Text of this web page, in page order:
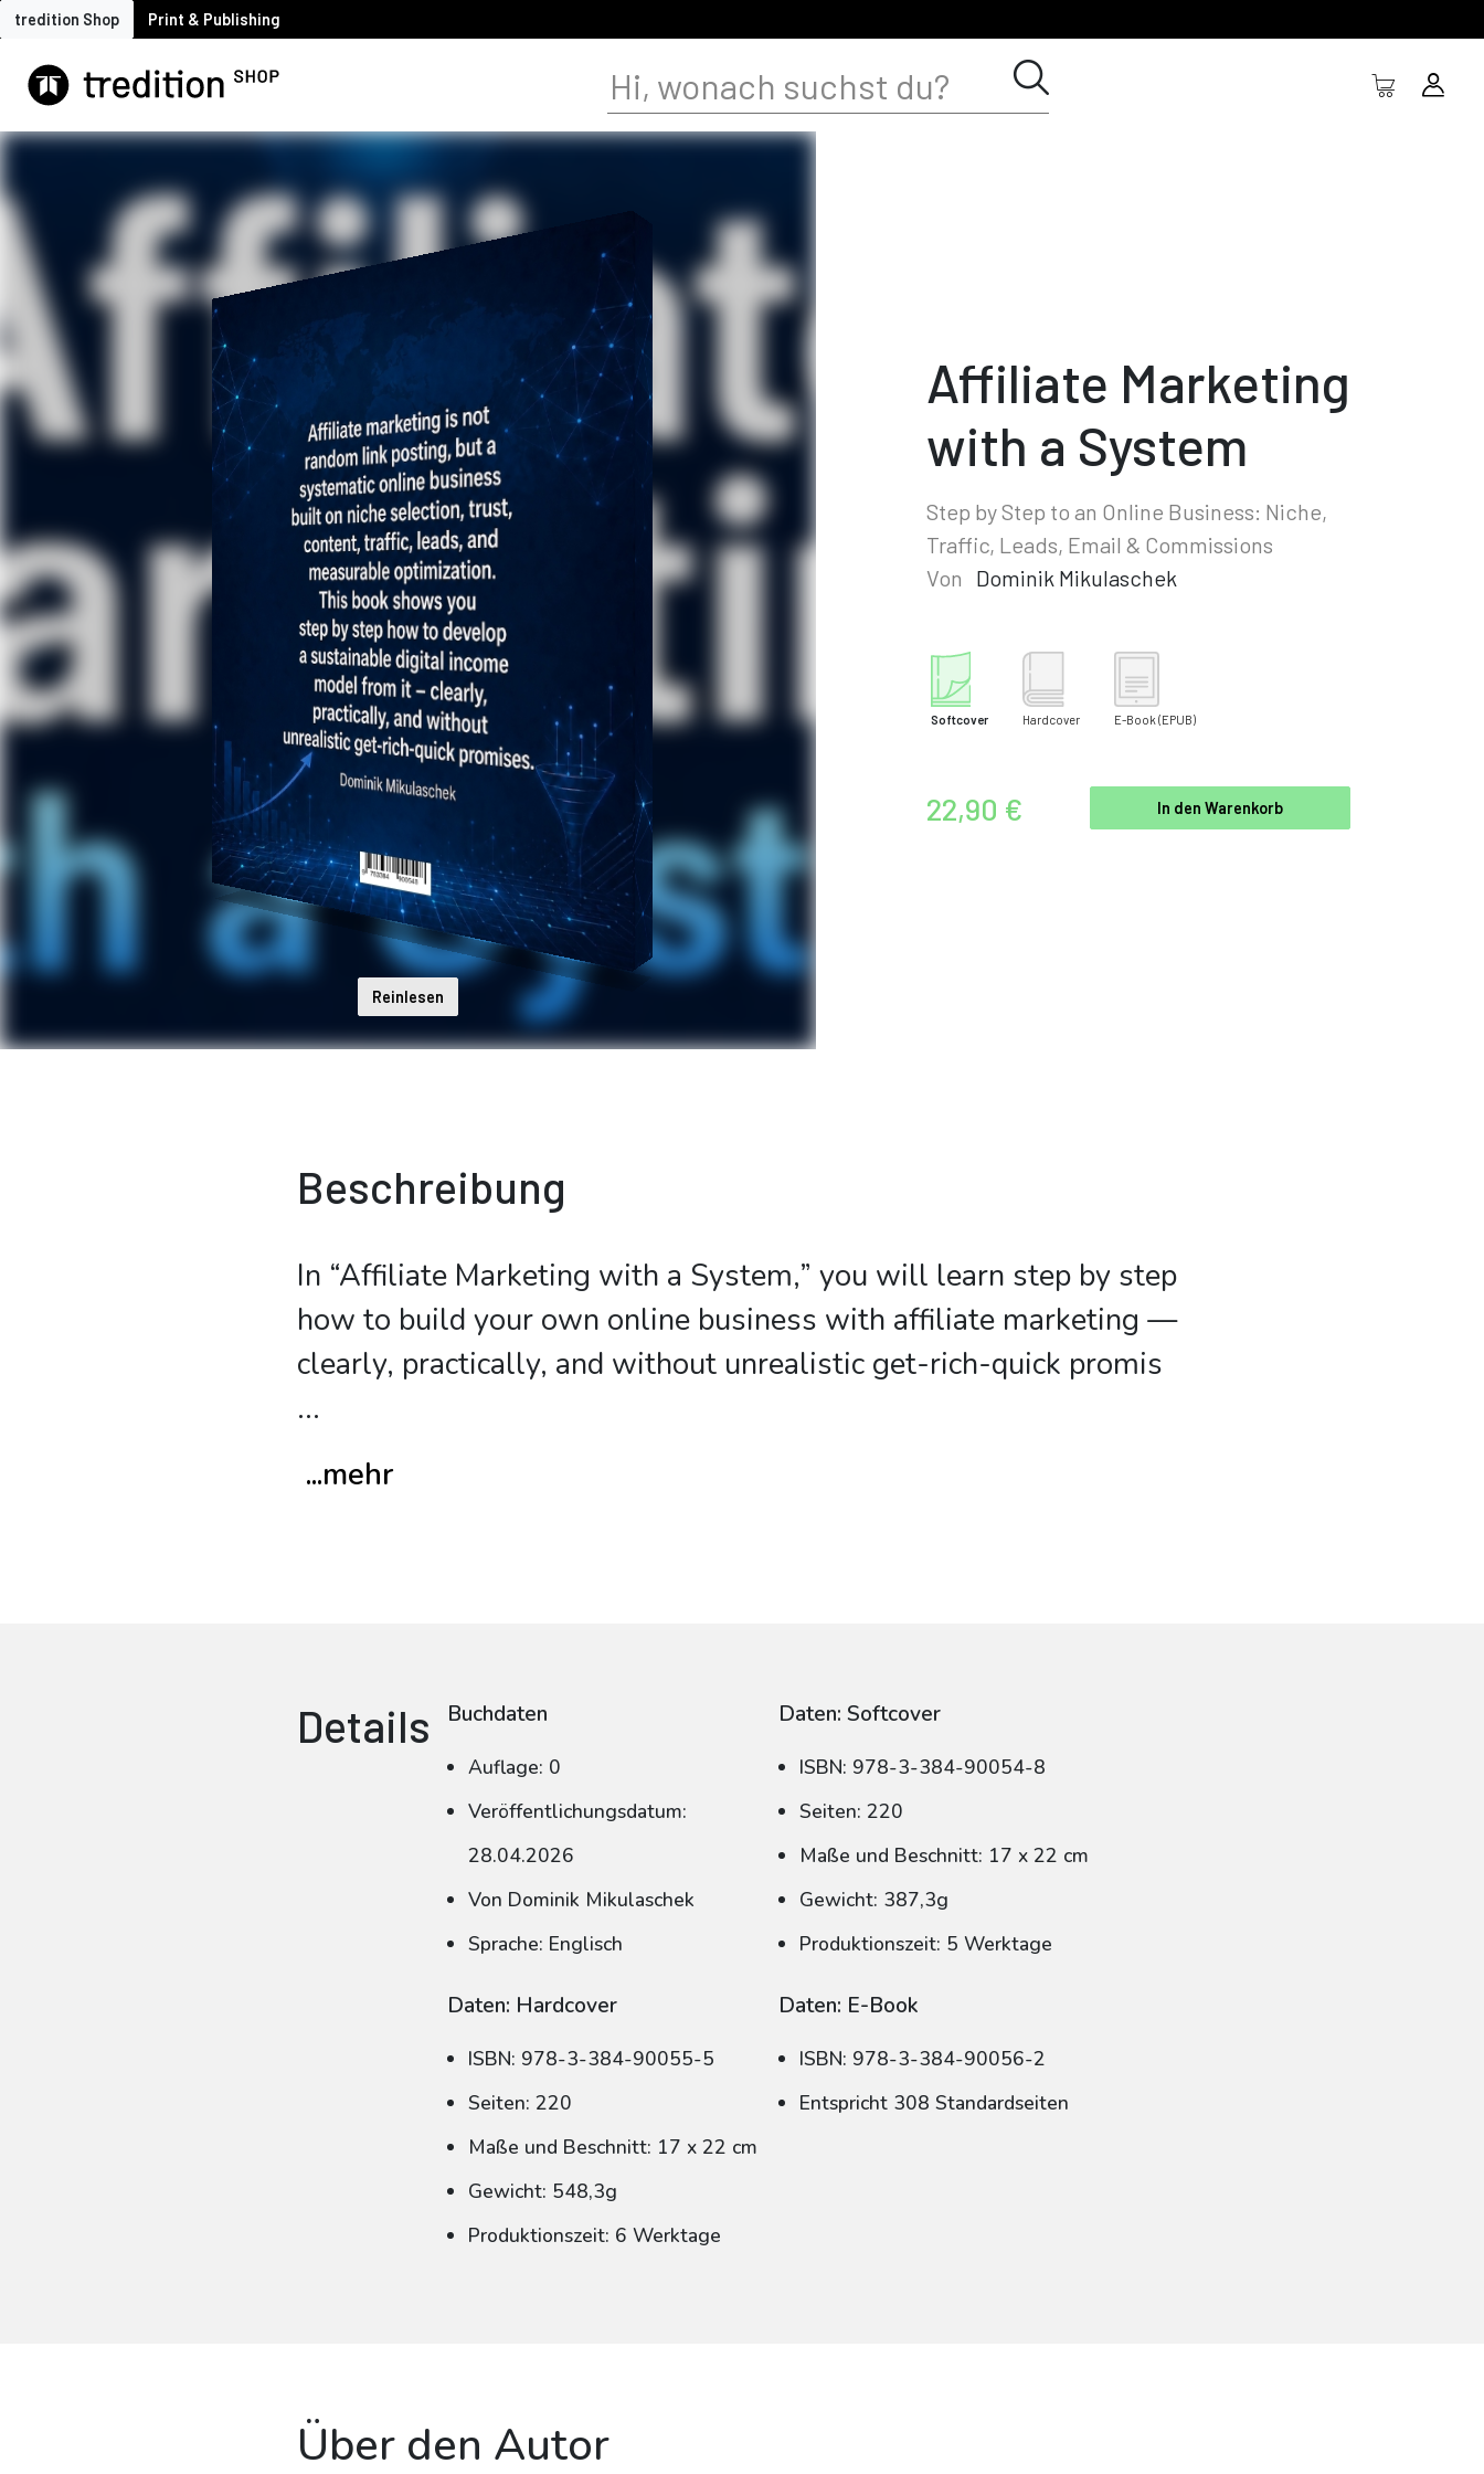
tredition Shop Print & Publishing
Reinlesen
Affiliate Marketing
with a System
Step by Step to an Online Business: Niche,
Traffic, Leads, Email & Commissions
Von
Dominik Mikulaschek
Softcover Hardcover E-Book (EPUB)
22,90 € In den Warenkorb
Beschreibung
In “Affiliate Marketing with a System,” you will learn step by step
how to build your own online business with affiliate marketing —
clearly, practically, and without unrealistic get-rich-quick promis
...
...mehr
Details Buchdaten
Auflage: 0
Veröffentlichungsdatum:
28.04.2026
Von Dominik Mikulaschek
Sprache: Englisch
Daten: Softcover
ISBN: 978-3-384-90054-8
Seiten: 220
Maße und Beschnitt: 17 x 22 cm
Gewicht: 387,3g
Produktionszeit: 5 Werktage
Daten: Hardcover
ISBN: 978-3-384-90055-5
Seiten: 220
Maße und Beschnitt: 17 x 22 cm
Gewicht: 548,3g
Produktionszeit: 6 Werktage
Daten: E-Book
ISBN: 978-3-384-90056-2
Entspricht 308 Standardseiten
Über den Autor